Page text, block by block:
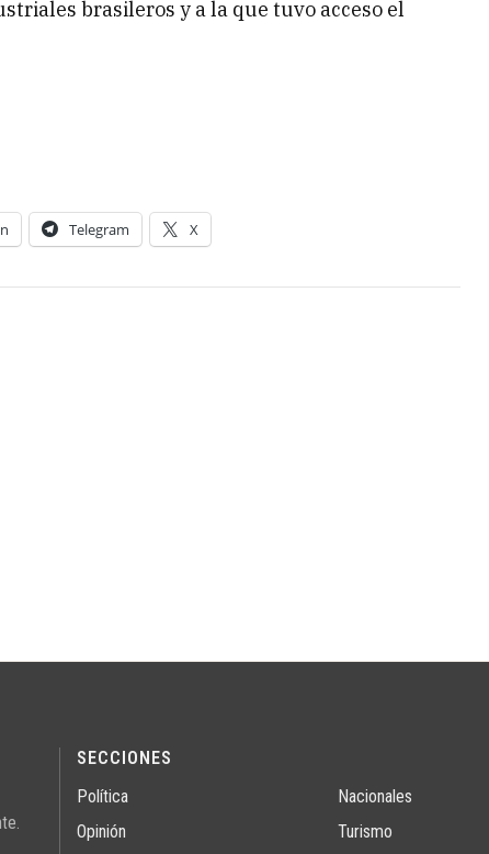
brasileros y a la que tuvo acceso el
Telegram X
SECCIONES
Política
Opinión
Nacionales
Turismo